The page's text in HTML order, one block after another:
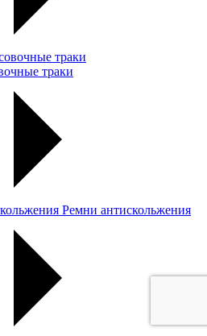
траки
Ремни антискольжения